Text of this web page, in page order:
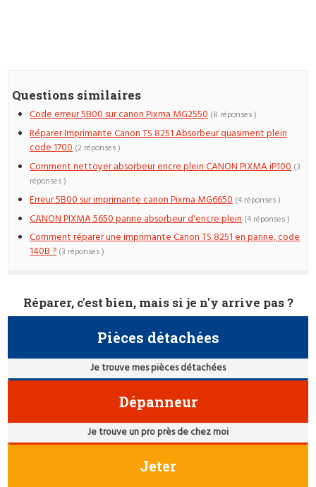
Questions similaires
Code erreur 5B00 sur canon Pixma MG2550 (8 réponses )
Réparer Imprimante Canon TS 8251 Absorbeur quasiment plein
code 1700 (2 réponses )
Comment nettoyer absorbeur encre plein CANON PIXMA iP100 (3
réponses )
Erreur 5B00 sur imprimante canon Pixma MG6650 (4 réponses )
CANON PIXMA 5650 panne absorbeur d'encre plein (4 réponses )
Comment réparer une imprimante Canon TS 8251 en panne, code
140B ? (3 réponses )
Réparer, c'est bien, mais si je n'y arrive pas ?
Pièces détachées
Je trouve mes pièces détachées
Dépanneur
Je trouve un pro près de chez moi
Jeter